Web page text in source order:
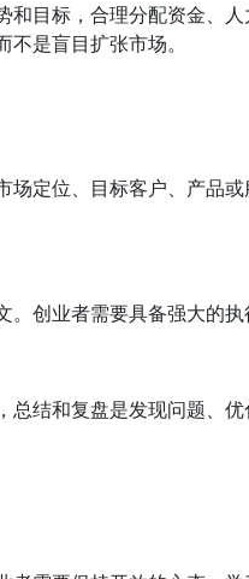
和目标，合理分配资金、
是盲目扩张市场。
定位、目标客户、产品
创业者需要具备强大的
总结和复盘是发现问题、